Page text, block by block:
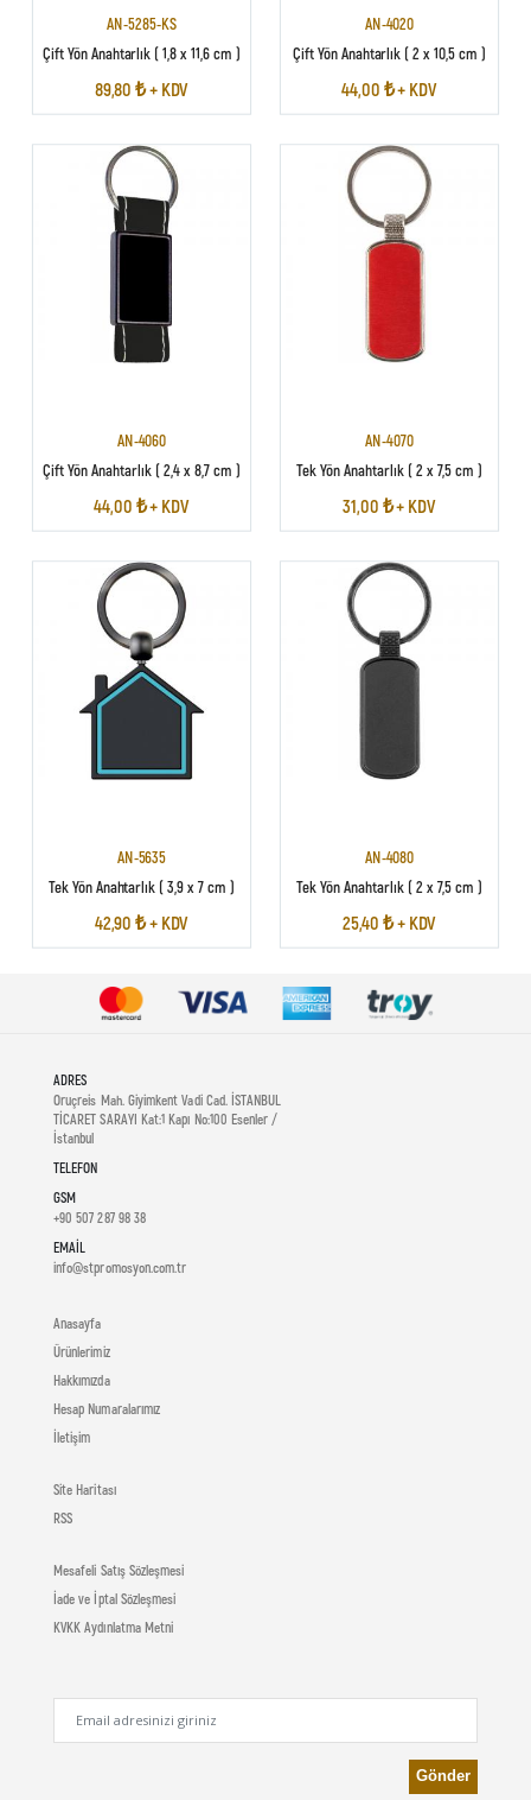
AN-5285-KS
Çift Yön Anahtarlık ( 1,8 x 11,6 cm )
89,80 ₺ + KDV
AN-4020
Çift Yön Anahtarlık ( 2 x 10,5 cm )
44,00 ₺ + KDV
AN-4060
Çift Yön Anahtarlık ( 2,4 x 8,7 cm )
44,00 ₺ + KDV
AN-4070
Tek Yön Anahtarlık ( 2 x 7,5 cm )
31,00 ₺ + KDV
AN-5635
Tek Yön Anahtarlık ( 3,9 x 7 cm )
42,90 ₺ + KDV
AN-4080
Tek Yön Anahtarlık ( 2 x 7,5 cm )
25,40 ₺ + KDV
ADRES
Oruçreis Mah. Giyimkent Vadi Cad. İSTANBUL
TİCARET SARAYI Kat:1 Kapı No:100 Esenler /
İstanbul
TELEFON
GSM
+90 507 287 98 38
EMAIL
info@stpromosyon.com.tr
Anasayfa
Ürünlerimiz
Hakkımızda
Hesap Numaralarımız
İletişim
Site Haritası
RSS
Mesafeli Satış Sözleşmesi
İade ve İptal Sözleşmesi
KVKK Aydınlatma Metni